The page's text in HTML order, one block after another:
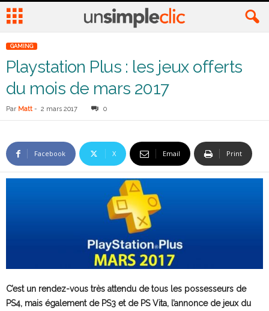
GAMING
Playstation Plus : les jeux offerts
du mois de mars 2017
Par Matt - 2 mars 2017 0
Facebook X Email Print
C’est un rendez-vous très attendu de tous les possesseurs de
PS4, mais également de PS3 et de PS Vita, l’annonce de jeux du